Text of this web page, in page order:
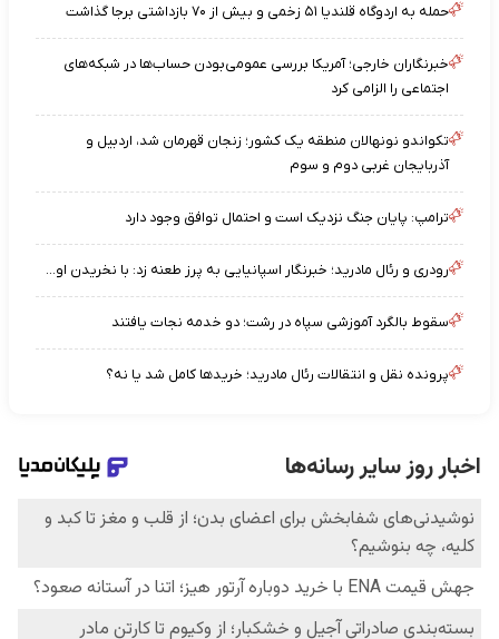
حمله به اردوگاه قلندیا ۵۱ زخمی و بیش از ۷۰ بازداشتی برجا گذاشت
خبرنگاران خارجی؛ آمریکا بررسی عمومی‌بودن حساب‌ها در شبکه‌های
اجتماعی را الزامی کرد
تکواندو نونهالان منطقه یک کشور؛ زنجان قهرمان شد، اردبیل و
آذربایجان غربی دوم و سوم
ترامپ: پایان جنگ نزدیک است و احتمال توافق وجود دارد
رودری و رئال مادرید؛ خبرنگار اسپانیایی به پرز طعنه زد: با نخریدن او...
سقوط بالگرد آموزشی سپاه در رشت؛ دو خدمه نجات یافتند
پرونده نقل و انتقالات رئال مادرید؛ خریدها کامل شد یا نه؟